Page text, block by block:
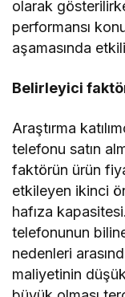
olarak
performansı
aşamasında
Belirleyici
Araştırma
telefonu satın
faktörün ürün
etkileyen ikinci
hafıza
telefonunun
nedenleri
maliyetinin